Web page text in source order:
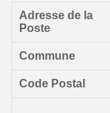
Adresse de la
Poste
Commune
Code Postal